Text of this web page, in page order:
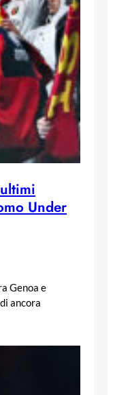
Under
Genoa e
ancora